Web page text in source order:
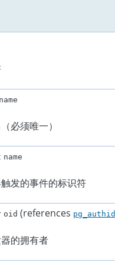
name
必须唯一）
name
发的事件的标识符
oid (references pg_authid
的拥有者